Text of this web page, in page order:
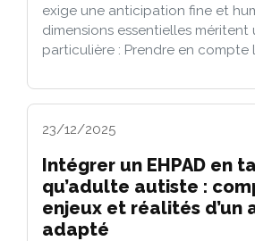
exige une anticipation fine et
dimensions essentielles
particulière : Prendre en compte
23/12/2025
Intégrer un EHPAD en
qu’adulte autiste :
enjeux et réalités d’un
adapté